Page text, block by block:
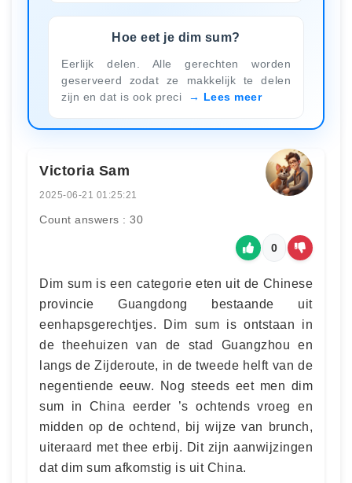
Hoe eet je dim sum?
Eerlijk delen. Alle gerechten worden
geserveerd zodat ze makkelijk te delen
zijn en dat is ook preci
Lees meer
Victoria Sam
2025-06-21 01:25:21
Count answers : 30
0
Dim sum is een categorie eten uit de Chinese
provincie Guangdong bestaande uit
eenhapsgerechtjes. Dim sum is ontstaan in
de theehuizen van de stad Guangzhou en
langs de Zijderoute, in de tweede helft van de
negentiende eeuw. Nog steeds eet men dim
sum in China eerder ’s ochtends vroeg en
midden op de ochtend, bij wijze van brunch,
uiteraard met thee erbij. Dit zijn aanwijzingen
dat dim sum afkomstig is uit China.